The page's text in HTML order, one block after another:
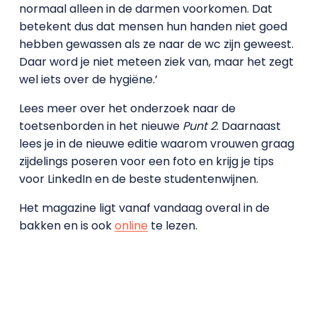
normaal alleen in de darmen voorkomen. Dat
betekent dus dat mensen hun handen niet goed
hebben gewassen als ze naar de wc zijn geweest.
Daar word je niet meteen ziek van, maar het zegt
wel iets over de hygiëne.’
Lees meer over het onderzoek naar de
toetsenborden in het nieuwe Punt 2. Daarnaast
lees je in de nieuwe editie waarom vrouwen graag
zijdelings poseren voor een foto en krijg je tips
voor LinkedIn en de beste studentenwijnen.
Het magazine ligt vanaf vandaag overal in de
bakken en is ookonlinete lezen.